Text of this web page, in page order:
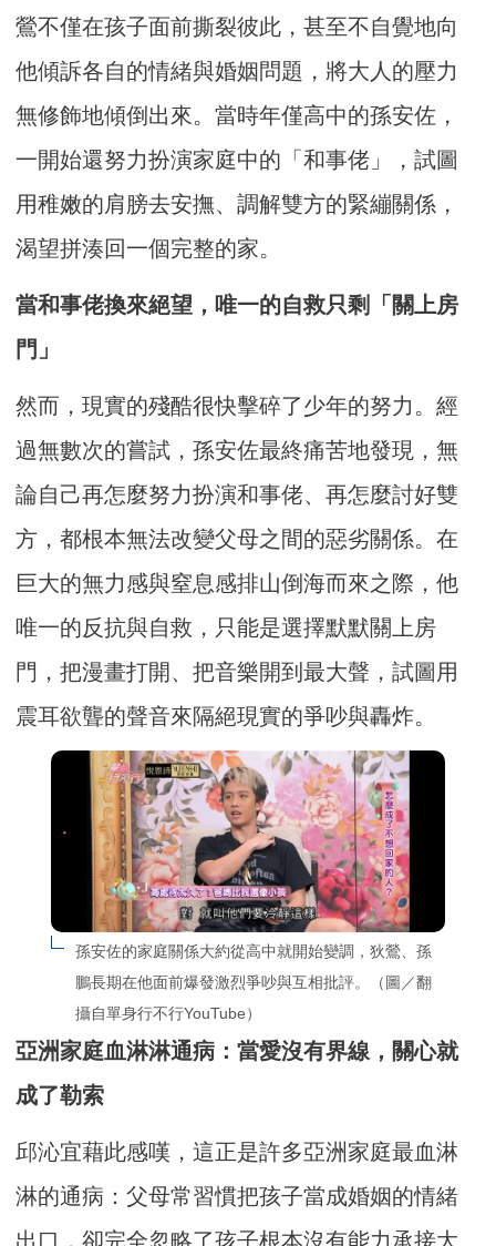
鶯不僅在孩子面前撕裂彼此，甚至不自覺地向
他傾訴各自的情緒與婚姻問題，將大人的壓力
無修飾地傾倒出來。當時年僅高中的孫安佐，
一開始還努力扮演家庭中的「和事佬」，試圖
用稚嫩的肩膀去安撫、調解雙方的緊繃關係，
渴望拼湊回一個完整的家。
當和事佬換來絕望，唯一的自救只剩「關上房
門」
然而，現實的殘酷很快擊碎了少年的努力。經
過無數次的嘗試，孫安佐最終痛苦地發現，無
論自己再怎麼努力扮演和事佬、再怎麼討好雙
方，都根本無法改變父母之間的惡劣關係。在
巨大的無力感與窒息感排山倒海而來之際，他
唯一的反抗與自救，只能是選擇默默關上房
門，把漫畫打開、把音樂開到最大聲，試圖用
震耳欲聾的聲音來隔絕現實的爭吵與轟炸。
孫安佐的家庭關係大約從高中就開始變調，狄鶯、孫
鵬長期在他面前爆發激烈爭吵與互相批評。（圖／翻
攝自單身行不行YouTube）
亞洲家庭血淋淋通病：當愛沒有界線，關心就
成了勒索
邱沁宜藉此感嘆，這正是許多亞洲家庭最血淋
淋的通病：父母常習慣把孩子當成婚姻的情緒
出口，卻完全忽略了孩子根本沒有能力承接大